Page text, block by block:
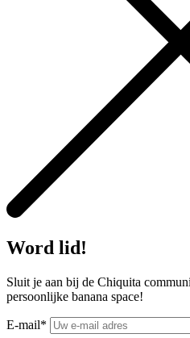
Word lid!
Sluit je aan bij de Chiquita
persoonlijke banana space!
E-mail*